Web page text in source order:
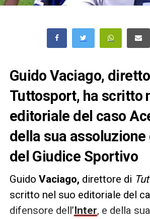
Guido Vaciago,
Tuttosport, ha scritto
editoriale del caso
della sua
del Giudice Sportivo
Guido Vaciago, direttore di
scritto nel suo editoriale del
difensore dell’Inter, e della